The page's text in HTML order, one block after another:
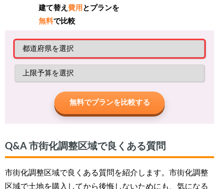
建て替え 費用 とプランを
無料で比較
無料でプランを比較する
Q&A 市街化調整区域で良くある質問
市街化調整区域で良くある質問を紹介します。市街化調整
区域で土地を購入してから後悔しないためにも、気になる